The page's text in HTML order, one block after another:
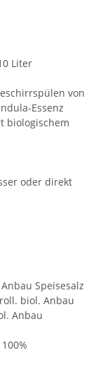
Liter
von
Essenz
biologischem
oder direkt
Speisesalz
biol. Anbau
Anbau